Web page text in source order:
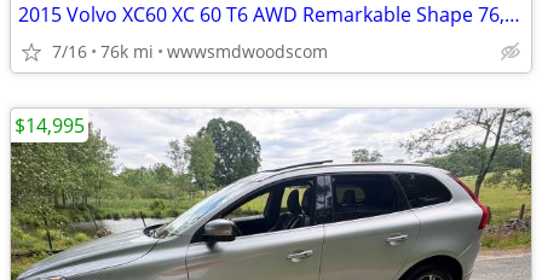
2015 Volvo XC60 XC 60 T6 AWD Remarkable Shape 76,000 Miles!
7/16 76k mi wwwsmdwoodscom
$14,995